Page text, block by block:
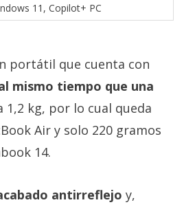
11, Copilot+ PC
portátil que cuenta con
mismo tiempo que una
1,2 kg, por lo cual queda
Air y solo 220 gramos
14.
antirreflejo y,